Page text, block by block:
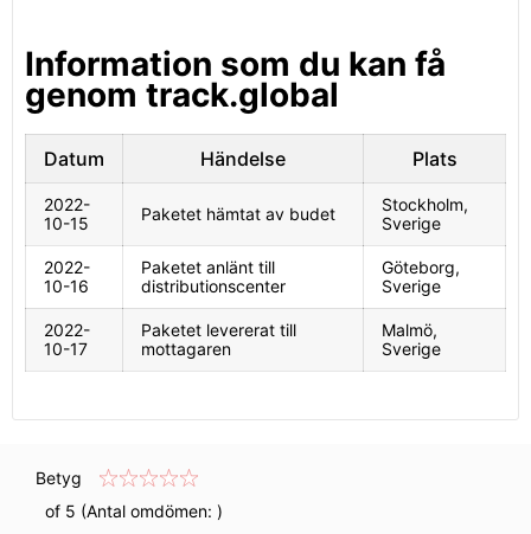
Information som du kan få
genom track.global
Datum Händelse Plats
2022-
10-15
Paketet hämtat av budet
Stockholm,
Sverige
2022-
10-16
Paketet anlänt till
distributionscenter
Göteborg,
Sverige
2022-
10-17
Paketet levererat till
mottagaren
Malmö,
Sverige
Betyg
of 5 (Antal omdömen: )